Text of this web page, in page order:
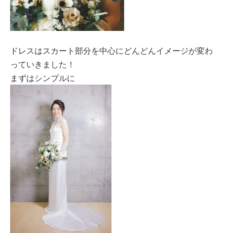
ドレスはスカート部分を中心にどんどんイメージが変わ
っていきました！
まずはシンプルに